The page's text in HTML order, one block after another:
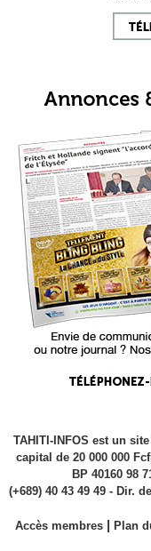
TAHITI-INFOS est un
capital de 20 000 000
BP 40160 98
(+689) 40 43 49 49 - Dir.
Accès membres | Plan